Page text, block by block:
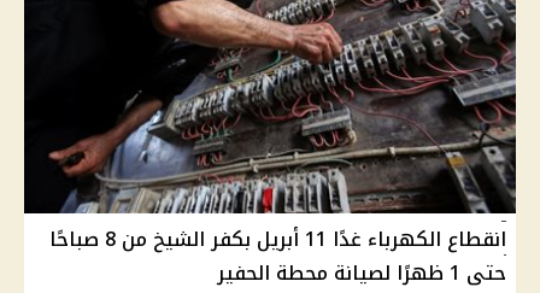
انقطاع الكهرباء غدًا 11 أبريل بكفر الشيخ من 8 صباحًا
حتى 1 ظهرًا لصيانة محطة الحفير